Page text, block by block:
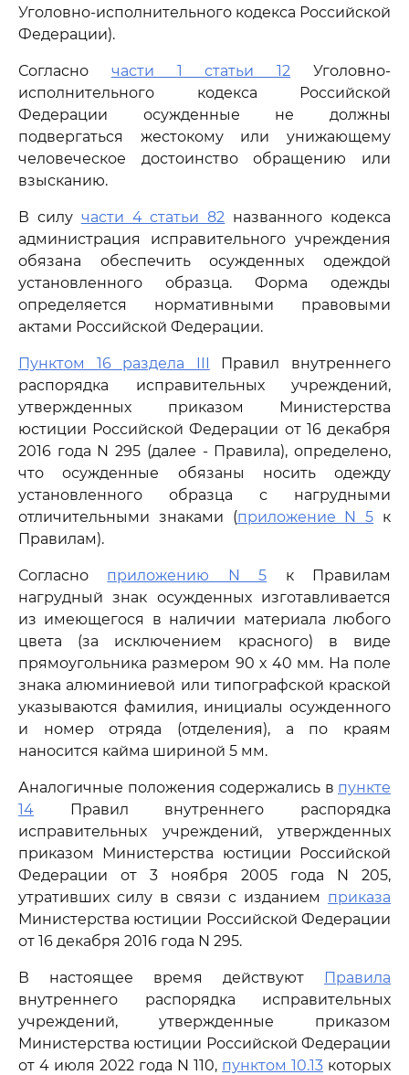
Уголовно-исполнительного кодекса Российской
Федерации).
Согласно части 1 статьи 12 Уголовно-
исполнительного кодекса Российской
Федерации осужденные не должны
подвергаться жестокому или унижающему
человеческое достоинство обращению или
взысканию.
В силу части 4 статьи 82 названного кодекса
администрация исправительного учреждения
обязана обеспечить осужденных одеждой
установленного образца. Форма одежды
определяется нормативными правовыми
актами Российской Федерации.
Пунктом 16 раздела III Правил внутреннего
распорядка исправительных учреждений,
утвержденных приказом Министерства
юстиции Российской Федерации от 16 декабря
2016 года N 295 (далее - Правила), определено,
что осужденные обязаны носить одежду
установленного образца с нагрудными
отличительными знаками (приложение N 5 к
Правилам).
Согласно приложению N 5 к Правилам
нагрудный знак осужденных изготавливается
из имеющегося в наличии материала любого
цвета (за исключением красного) в виде
прямоугольника размером 90 х 40 мм. На поле
знака алюминиевой или типографской краской
указываются фамилия, инициалы осужденного
и номер отряда (отделения), а по краям
наносится кайма шириной 5 мм.
Аналогичные положения содержались в пункте
14 Правил внутреннего распорядка
исправительных учреждений, утвержденных
приказом Министерства юстиции Российской
Федерации от 3 ноября 2005 года N 205,
утративших силу в связи с изданием приказа
Министерства юстиции Российской Федерации
от 16 декабря 2016 года N 295.
В настоящее время действуют
Правила
внутреннего распорядка исправительных
учреждений, утвержденные приказом
Министерства юстиции Российской Федерации
от 4 июля 2022 года N 110, пунктом 10.13 которых